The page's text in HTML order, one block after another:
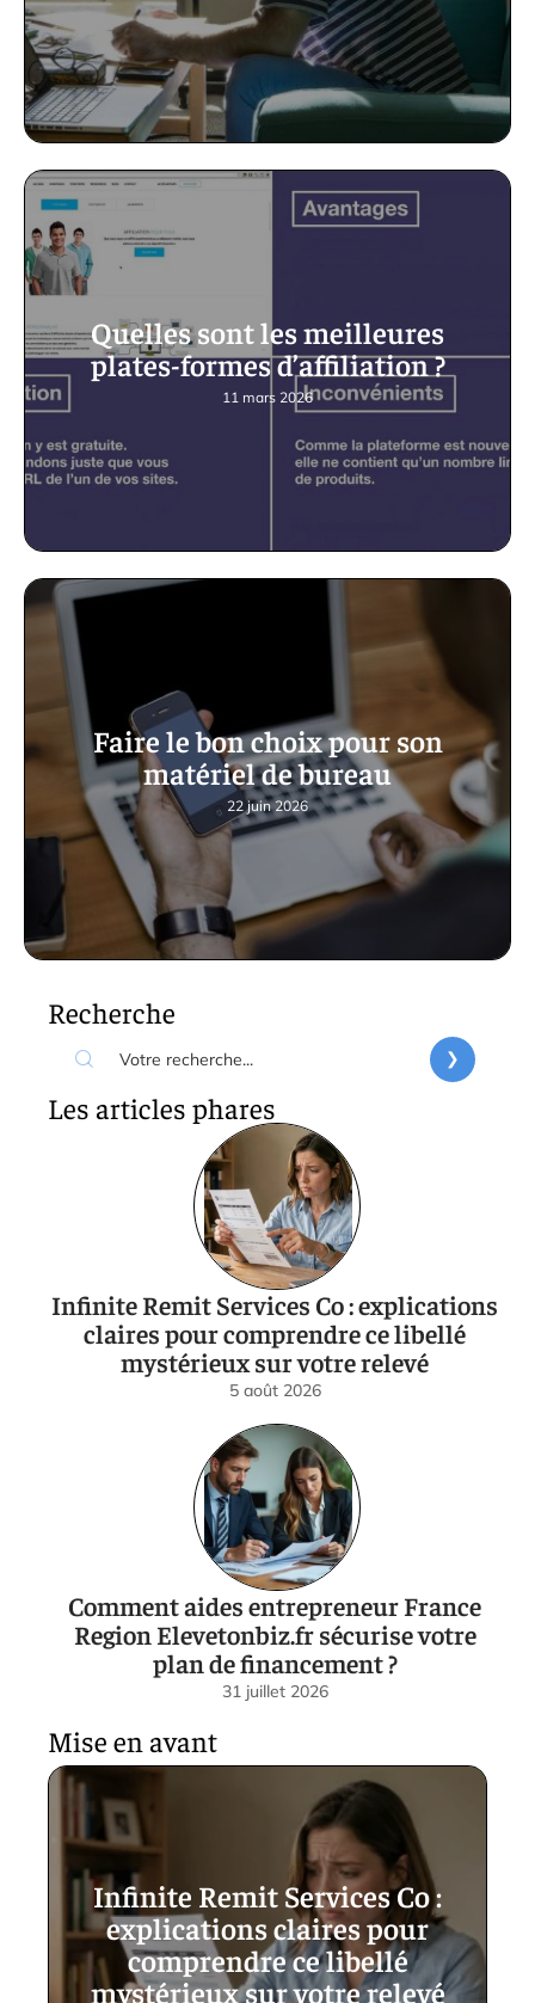
Quelles sont les meilleures
plates-formes d’affiliation ?
11 mars 2026
Faire le bon choix pour son
matériel de bureau
22 juin 2026
Recherche
Les articles phares
Infinite Remit Services Co : explications
claires pour comprendre ce libellé
mystérieux sur votre relevé
5 août 2026
Comment aides entrepreneur France
Region Elevetonbiz.fr sécurise votre
plan de financement ?
31 juillet 2026
Mise en avant
Infinite Remit Services Co :
explications claires pour
comprendre ce libellé
mystérieux sur votre relevé